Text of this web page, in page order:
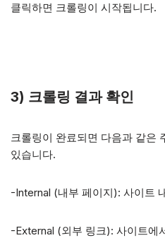
클릭하면 크롤링이 시작됩니다.
3) 크롤링 결과 확인
크롤링이 완료되면 다음과 같은
있습니다.
-Internal (내부 페이지): 사이트
-External (외부 링크): 사이트에